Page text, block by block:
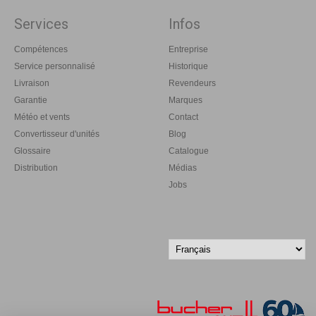
Services
Compétences
Service personnalisé
Livraison
Garantie
Météo et vents
Convertisseur d'unités
Glossaire
Distribution
Infos
Entreprise
Historique
Revendeurs
Marques
Contact
Blog
Catalogue
Médias
Jobs